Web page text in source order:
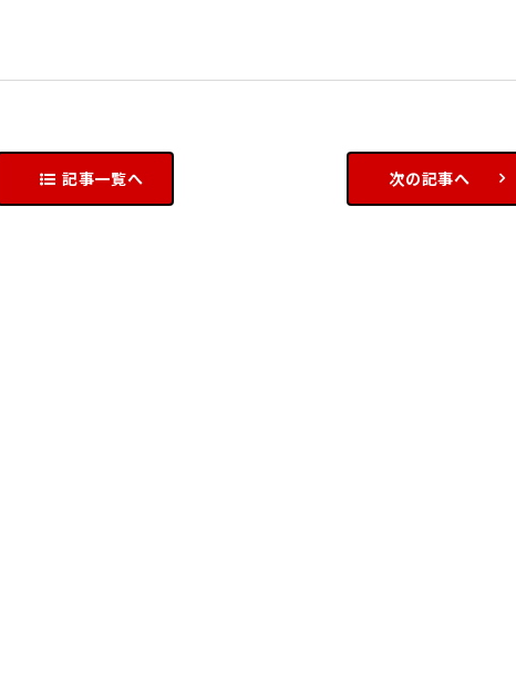
記事一覧へ 次の記事へ